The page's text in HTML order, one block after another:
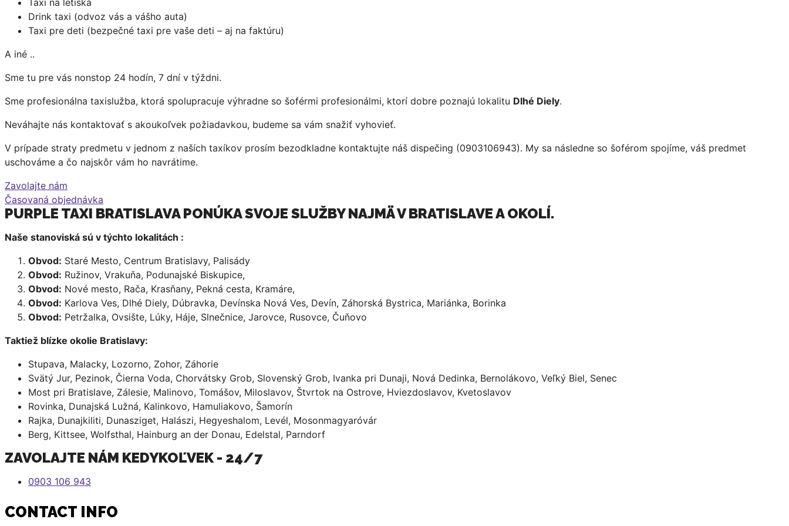
Taxi na letiská
Drink taxi (odvoz vás a vášho auta)
Taxi pre deti (bezpečné taxi pre vaše deti – aj na faktúru)
A iné ..
Sme tu pre vás nonstop 24 hodín, 7 dní v týždni.
Sme profesionálna taxislužba, ktorá spolupracuje výhradne so šoférmi profesionálmi, ktorí dobre poznajú lokalitu Dlhé Diely.
Neváhajte nás kontaktovať s akoukoľvek požiadavkou, budeme sa vám snažiť vyhovieť.
V prípade straty predmetu v jednom z naších taxíkov prosím bezodkladne kontaktujte náš dispečing (0903106943). My sa následne so šoférom spojíme, váš predmet
uschováme a čo najskôr vám ho navrátime.
Zavolajte nám
Časovaná objednávka
PURPLE TAXI BRATISLAVA PONÚKA SVOJE SLUŽBY NAJMÄ V BRATISLAVE A OKOLÍ.
Naše stanoviská sú v týchto lokalitách :
Obvod: Staré Mesto, Centrum Bratislavy, Palisády
Obvod: Ružinov, Vrakuňa, Podunajské Biskupice,
Obvod: Nové mesto, Rača, Krasňany, Pekná cesta, Kramáre,
Obvod: Karlova Ves, Dlhé Diely, Dúbravka, Devínska Nová Ves, Devín, Záhorská Bystrica, Mariánka, Borinka
Obvod: Petržalka, Ovsište, Lúky, Háje, Slnečnice, Jarovce, Rusovce, Čuňovo
Taktiež blízke okolie Bratislavy:
Stupava, Malacky, Lozorno, Zohor, Záhorie
Svätý Jur, Pezinok, Čierna Voda, Chorvátsky Grob, Slovenský Grob, Ivanka pri Dunaji, Nová Dedinka, Bernolákovo, Veľký Biel, Senec
Most pri Bratislave, Zálesie, Malinovo, Tomášov, Miloslavov, Štvrtok na Ostrove, Hviezdoslavov, Kvetoslavov
Rovinka, Dunajská Lužná, Kalinkovo, Hamuliakovo, Šamorín
Rajka, Dunajkiliti, Dunasziget, Halászi, Hegyeshalom, Levél, Mosonmagyaróvár
Berg, Kittsee, Wolfsthal, Hainburg an der Donau, Edelstal, Parndorf
ZAVOLAJTE NÁM KEDYKOĽVEK - 24/7
0903 106 943
CONTACT INFO